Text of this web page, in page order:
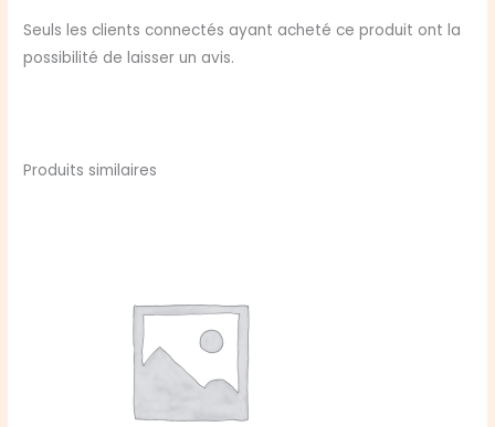
Seuls les clients connectés ayant acheté ce produit ont la
possibilité de laisser un avis.
Produits similaires